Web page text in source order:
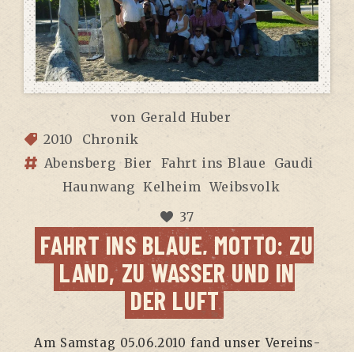
von Gerald Huber
2010
Chronik
Abensberg Bier Fahrt ins Blaue
Gaudi
Haunwang Kelheim Weibsvolk
37
FAHRT INS BLAUE, MOT­TO: ZU
LAND, ZU WAS­SER UND IN
DER LUFT
Am Sams­tag 05.06.2010 fand unser Ver­eins­